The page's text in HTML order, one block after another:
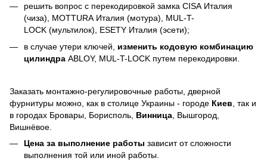
решить вопрос с перекодировкой замка CISA Италия
(чиза), MOTTURA Италия (мотура), MUL-T-
LOCK (мультилок), ESETY Италия (эсети);
в случае утери ключей, изменить кодовую комбинацию
цилиндра ABLOY, MUL-T-LOCK путем перекодировки.
Заказать монтажно-регулировочные работы, дверной
фурнитуры можно, как в столице Украины - городе Киев, так и
в городах Бровары, Борисполь, Винница, Вышгород,
Вишнёвое.
Цена за выполнение работы зависит от сложности
выполнения той или иной работы.